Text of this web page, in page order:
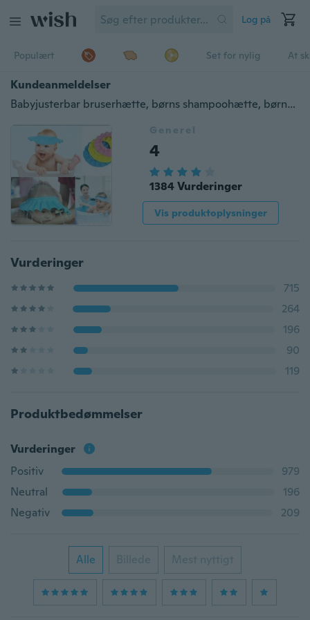
Log på
Populært Set for nylig At
Kundeanmeldelser
Babyjusterbar bruserhætte, børns shampoohætte, børns sundhed Badevask Hårtæt hat
Generel
4
1384 Vurderinger
Vis produktoplysninger
Vurderinger
715
264
196
90
119
Produktbedømmelser
Vurderinger
Positiv
979
Neutral
196
Negativ
209
Alle Billede Mest nyttigt